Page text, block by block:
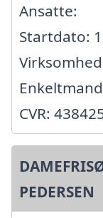
Ansatte:
Startdato:
CVR:
PEDERSEN